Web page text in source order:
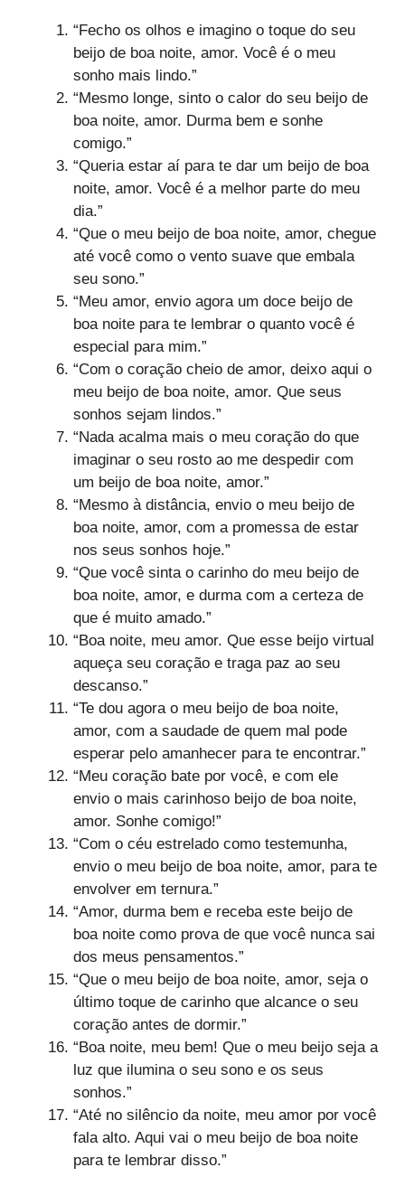
“Fecho os olhos e imagino o toque do seu
beijo de boa noite, amor. Você é o meu
sonho mais lindo.”
“Mesmo longe, sinto o calor do seu beijo de
boa noite, amor. Durma bem e sonhe
comigo.”
“Queria estar aí para te dar um beijo de boa
noite, amor. Você é a melhor parte do meu
dia.”
“Que o meu beijo de boa noite, amor, chegue
até você como o vento suave que embala
seu sono.”
“Meu amor, envio agora um doce beijo de
boa noite para te lembrar o quanto você é
especial para mim.”
“Com o coração cheio de amor, deixo aqui o
meu beijo de boa noite, amor. Que seus
sonhos sejam lindos.”
“Nada acalma mais o meu coração do que
imaginar o seu rosto ao me despedir com
um beijo de boa noite, amor.”
“Mesmo à distância, envio o meu beijo de
boa noite, amor, com a promessa de estar
nos seus sonhos hoje.”
“Que você sinta o carinho do meu beijo de
boa noite, amor, e durma com a certeza de
que é muito amado.”
“Boa noite, meu amor. Que esse beijo virtual
aqueça seu coração e traga paz ao seu
descanso.”
“Te dou agora o meu beijo de boa noite,
amor, com a saudade de quem mal pode
esperar pelo amanhecer para te encontrar.”
“Meu coração bate por você, e com ele
envio o mais carinhoso beijo de boa noite,
amor. Sonhe comigo!”
“Com o céu estrelado como testemunha,
envio o meu beijo de boa noite, amor, para te
envolver em ternura.”
“Amor, durma bem e receba este beijo de
boa noite como prova de que você nunca sai
dos meus pensamentos.”
“Que o meu beijo de boa noite, amor, seja o
último toque de carinho que alcance o seu
coração antes de dormir.”
“Boa noite, meu bem! Que o meu beijo seja a
luz que ilumina o seu sono e os seus
sonhos.”
“Até no silêncio da noite, meu amor por você
fala alto. Aqui vai o meu beijo de boa noite
para te lembrar disso.”